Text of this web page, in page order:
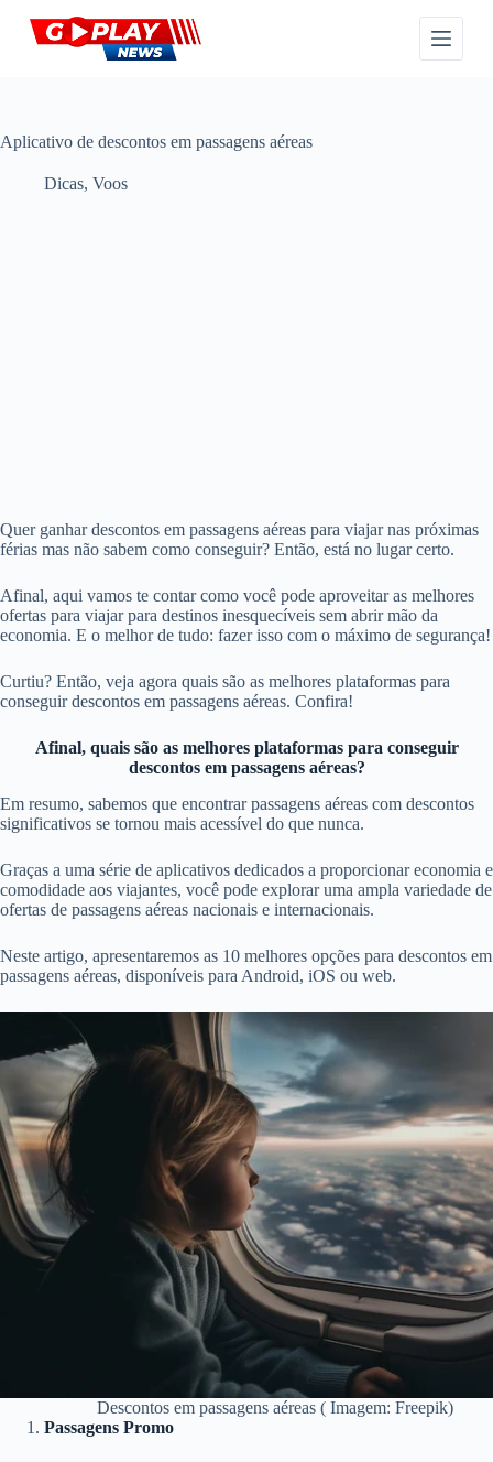
P
a
Aplicativo de descontos em passagens aéreas
Dicas, Voos
Quer ganhar descontos em passagens aéreas para viajar nas próximas
férias mas não sabem como conseguir? Então, está no lugar certo.
Afinal, aqui vamos te contar como você pode aproveitar as melhores
ofertas para viajar para destinos inesquecíveis sem abrir mão da
economia. E o melhor de tudo: fazer isso com o máximo de segurança!
Curtiu? Então, veja agora quais são as melhores plataformas para
conseguir descontos em passagens aéreas. Confira!
Afinal, quais são as melhores plataformas para conseguir
descontos em passagens aéreas?
Em resumo, sabemos que encontrar passagens aéreas com descontos
significativos se tornou mais acessível do que nunca.
Graças a uma série de aplicativos dedicados a proporcionar economia e
comodidade aos viajantes, você pode explorar uma ampla variedade de
ofertas de passagens aéreas nacionais e internacionais.
Neste artigo, apresentaremos as 10 melhores opções para descontos em
passagens aéreas, disponíveis para Android, iOS ou web.
Descontos em passagens aéreas ( Imagem: Freepik)
Passagens Promo